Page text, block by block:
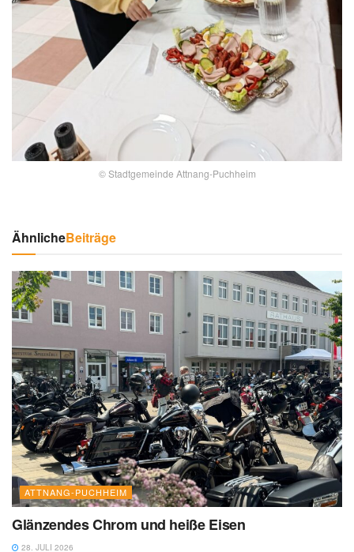
© Stadtgemeinde Attnang-Puchheim
ÄhnlicheBeiträge
ATTNANG-PUCHHEIM
Glänzendes Chrom und heiße Eisen
28. JULI 2026